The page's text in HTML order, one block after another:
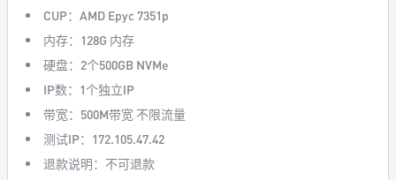
CUP：AMD Epyc 7351p
内存：128G 内存
硬盘：2个500GB NVMe
IP数：1个独立IP
带宽：500M带宽 不限流量
测试IP：172.105.47.42
退款说明：不可退款